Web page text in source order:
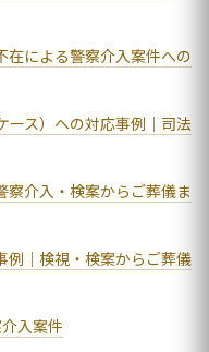
在による警察介入案件への
ース）への対応事例｜司法
介入・検案からご葬儀ま
例｜検視・検案からご葬儀
入案件